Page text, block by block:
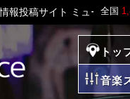
全国
報投稿サイト ミュージッ
ミュージックプレイ
トッ
音楽